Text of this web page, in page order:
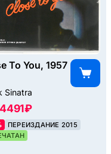
To You, 1957
Sinatra
4491 ₽
ПЕРЕИЗДАНИЕ 2015